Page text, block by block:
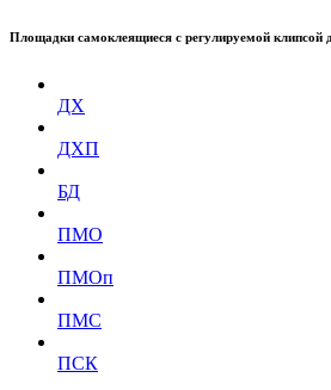
Площадки самоклеящиеся с регулируемой клипсой
ДХ
ДХП
БД
ПМО
ПМОп
ПМС
ПСК